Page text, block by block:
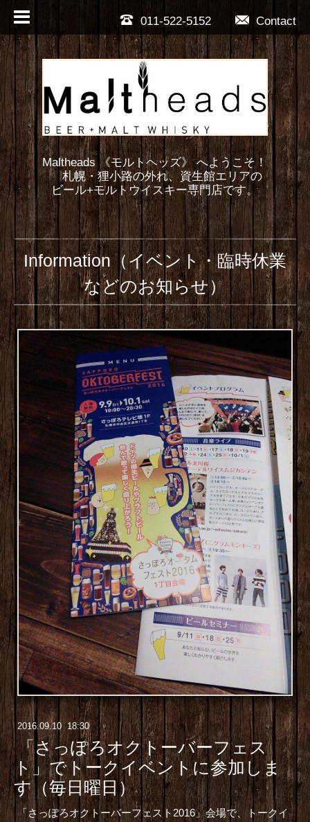
Contact
011-522-5152
Maltheads 《モルトヘッズ》 へようこそ！
札幌・狸小路の外れ、資生館エリアの
ビール+モルトウイスキー専門店です。
Information（イベント・臨時休業
などのお知らせ）
2016.09.10 18:30
「さっぽろオクトーバーフェス
ト」でトークイベントに参加しま
す（毎日曜日）
「さっぽろオクトーバーフェスト2016」会場で、トークイ